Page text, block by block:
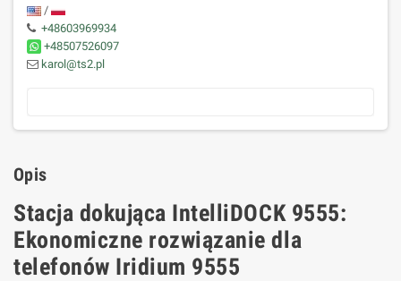
/
+48603969934
+48507526097
karol@ts2.pl
Opis
Stacja dokująca IntelliDOCK 9555:
Ekonomiczne rozwiązanie dla
telefonów Iridium 9555